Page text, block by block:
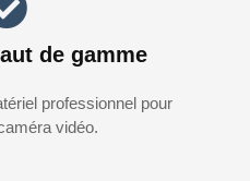
de gamme
professionnel pour
vidéo.